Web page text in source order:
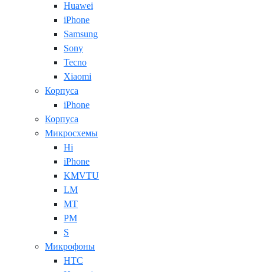
Huawei
iPhone
Samsung
Sony
Tecno
Xiaomi
Корпуса
iPhone
Корпуса
Микросхемы
Hi
iPhone
KMVTU
LM
MT
PM
S
Микрофоны
HTC